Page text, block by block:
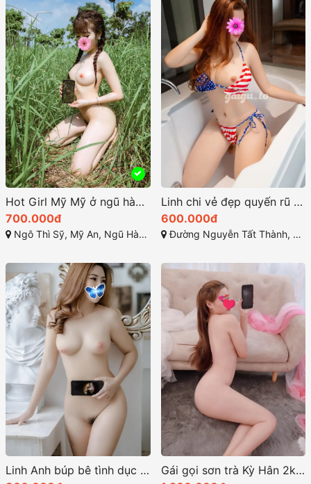
Hot Girl Mỹ Mỹ ở ngũ hành sơn đa tình
700.000đ
Ngô Thì Sỹ, Mỹ An, Ngũ Hành Sơn, Đà Nẵng
Linh chi vẻ đẹp quyến rũ của cô gái gọi nguyễn tất thành
600.000đ
Đường Nguyễn Tất Thành, Thanh Khê, Hải Châu, Đà Nẵng
Linh Anh búp bê tình dục đẳng cấp ở đà nẵng
Gái gọi sơn trà Kỳ Hân 2k rất tuyệt vời